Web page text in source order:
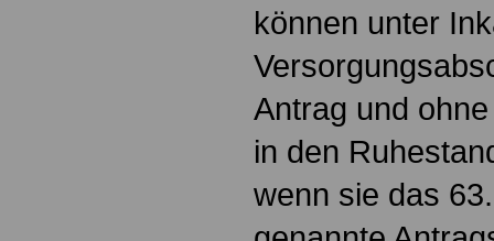
können unter
Antrag und
in den
wenn sie das